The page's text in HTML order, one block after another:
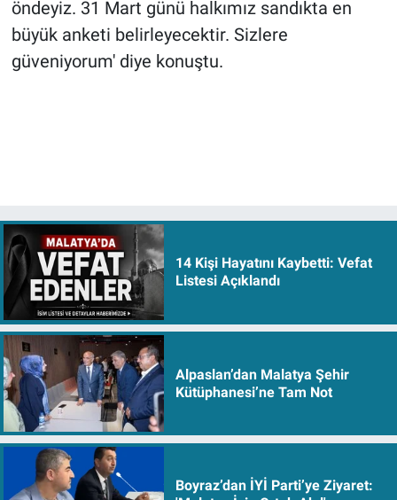
öndeyiz. 31 Mart günü halkımız sandıkta en
büyük anketi belirleyecektir. Sizlere
güveniyorum' diye konuştu.
14 Kişi Hayatını Kaybetti: Vefat
Listesi Açıklandı
Alpaslan’dan Malatya Şehir
Kütüphanesi’ne Tam Not
Boyraz’dan İYİ Parti’ye Ziyaret: